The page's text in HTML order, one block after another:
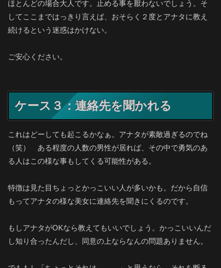
ほとんどの場合大人です。止める事を厭わないでしょう。そ
してここまではっきり言えば、おそらく２度とアナタに教え
続けるという迷惑はかけない。
ご安心ください。
ケース３：連絡先を聞かれる
これはどーしても起こるかなぁ。アナタが素敵過ぎるのでね
（笑） ある程度の人数の男性が居れば、その中で勇気のあ
る人はこの様な事もしてくる可能性がある。
特徴は見た目ちょっとかっこいい人が多いかも。だから自信
もってアナタの様な美女に連絡先を聞きにくるのです。
もしアナタがOKなら教えてもいいでしょう。かっこいいんだ
し知り合ったんだし、同意の上ならなんの問題ありません。